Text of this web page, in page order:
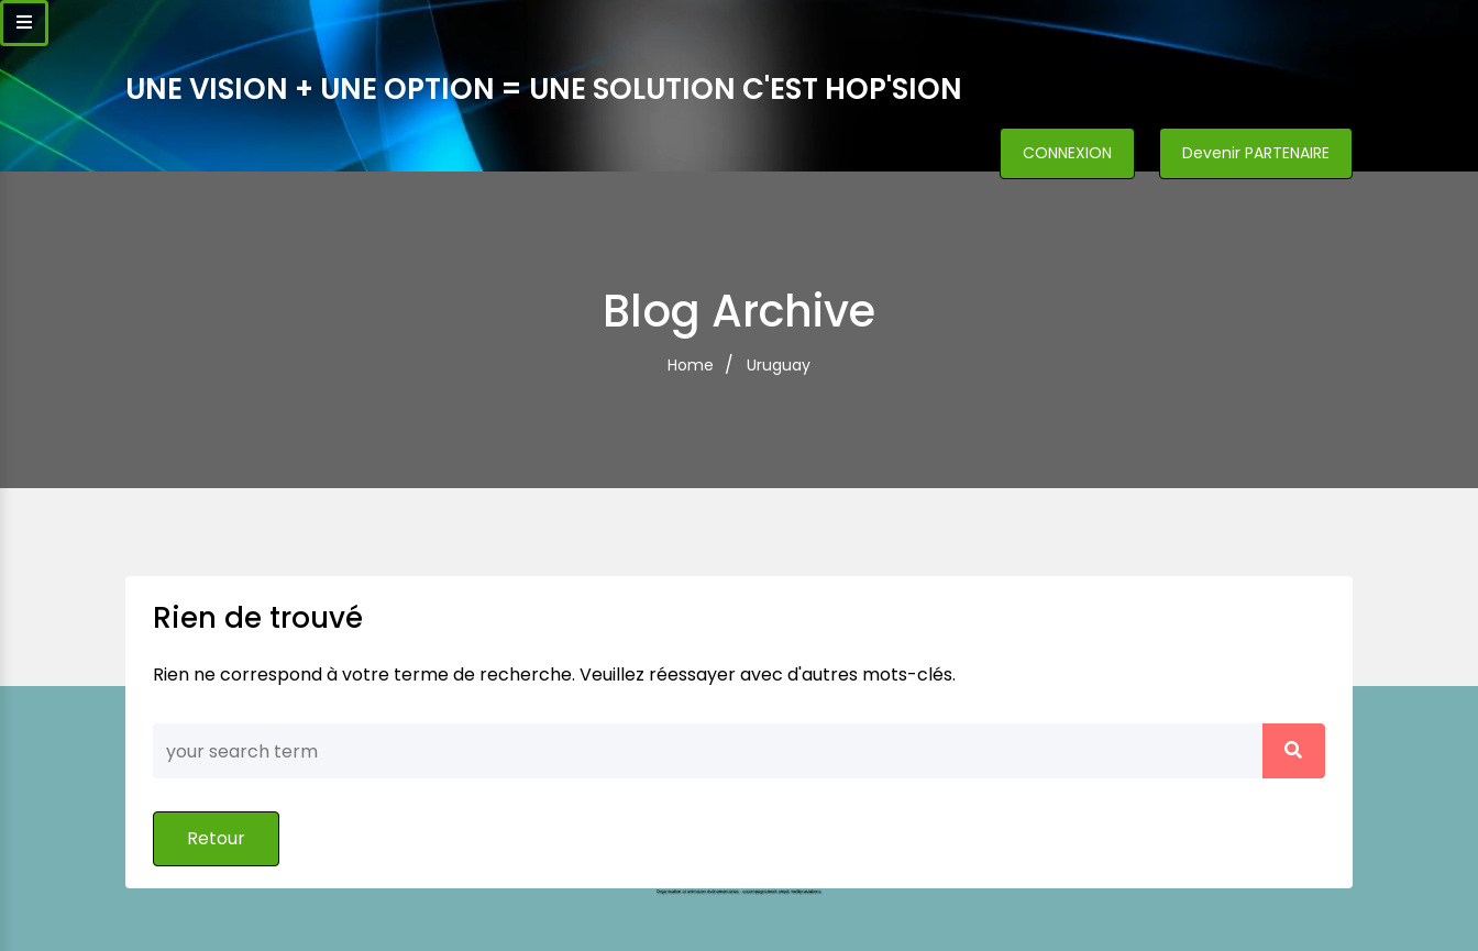
UNE VISION + UNE OPTION = UNE SOLUTION C'EST HOP'SION
CONNEXION Devenir PARTENAIRE
Blog Archive
Home Uruguay
Rien de trouvé
Rien ne correspond à votre terme de recherche. Veuillez réessayer avec d'autres mots-clés.
Retour